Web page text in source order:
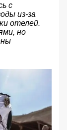
с
из-за
отелей.
но